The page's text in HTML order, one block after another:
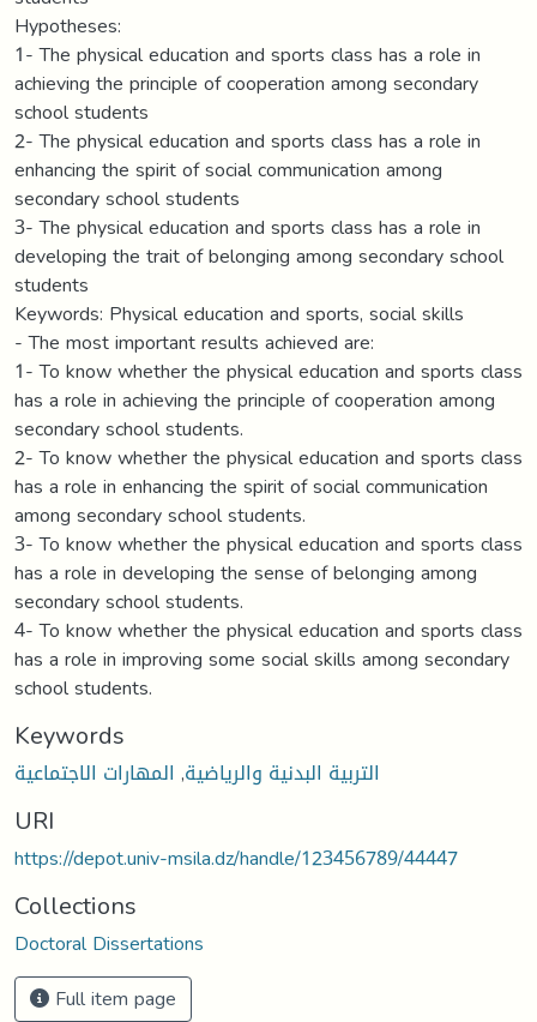
Hypotheses:
1- The physical education and sports class has a role in
achieving the principle of cooperation among secondary
school students
2- The physical education and sports class has a role in
enhancing the spirit of social communication among
secondary school students
3- The physical education and sports class has a role in
developing the trait of belonging among secondary school
students
Keywords: Physical education and sports, social skills
- The most important results achieved are:
1- To know whether the physical education and sports class
has a role in achieving the principle of cooperation among
secondary school students.
2- To know whether the physical education and sports class
has a role in enhancing the spirit of social communication
among secondary school students.
3- To know whether the physical education and sports class
has a role in developing the sense of belonging among
secondary school students.
4- To know whether the physical education and sports class
has a role in improving some social skills among secondary
school students.
Keywords
التربية البدنية والرياضية, المهارات الاجتماعية
URI
https://depot.univ-msila.dz/handle/123456789/44447
Collections
Doctoral Dissertations
Full item page